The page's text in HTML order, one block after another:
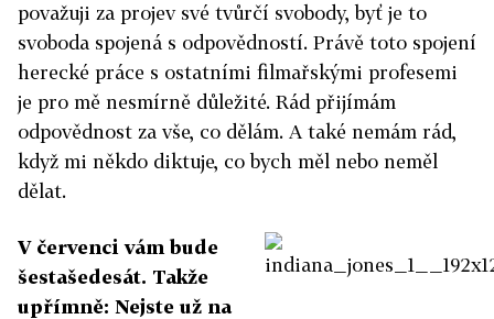
považuji za projev své tvůrčí svobody, byť je to
svoboda spojená s odpovědností. Právě toto spojení
herecké práce s ostatními filmařskými profesemi
je pro mě nesmírně důležité. Rád přijímám
odpovědnost za vše, co dělám. A také nemám rád,
když mi někdo diktuje, co bych měl nebo neměl
dělat.
V červenci vám bude
šestašedesát. Takže
upřímně: Nejste už na